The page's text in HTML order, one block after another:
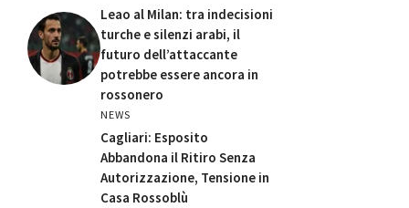
Leao al Milan: tra indecisioni
turche e silenzi arabi, il
futuro dell’attaccante
potrebbe essere ancora in
rossonero
NEWS
Cagliari: Esposito
Abbandona il Ritiro Senza
Autorizzazione, Tensione in
Casa Rossoblù